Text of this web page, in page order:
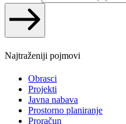
Najtraženiji pojmovi
Obrasci
Projekti
Javna nabava
Prostorno planiranje
Proračun